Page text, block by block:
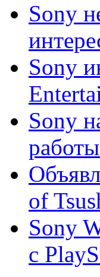
Sony
Sony
Sony
of
Sony
с